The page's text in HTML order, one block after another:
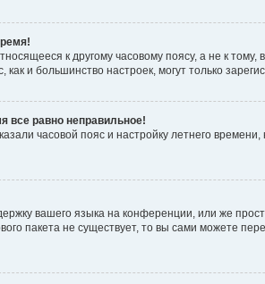
к другому часовому поясу, а не к
как и большинство настроек, могут только
все равно неправильное!
часовой пояс и настройку летнего
вашего языка на конференции, или же
пакета не существует, то вы сами можете